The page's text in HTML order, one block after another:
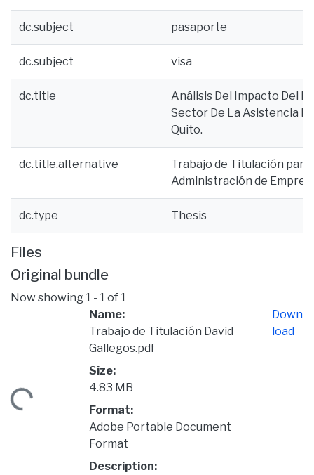
dc.subject pasaporte
dc.subject visa
dc.title
Análisis Del Impacto Del
Sector De La Asistencia
Quito.
dc.title.alternative
Trabajo de Titulación
Administración de
dc.type Thesis
Files
Original bundle
Now showing 1 - 1 of 1
Name:
Trabajo de Titulación David
Gallegos.pdf
Size:
4.83 MB
Format:
Adobe Portable Document
Format
Description:
Down
load